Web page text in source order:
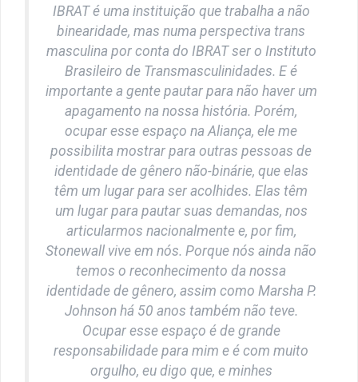
IBRAT é uma instituição que trabalha a não
binearidade, mas numa perspectiva trans
masculina por conta do IBRAT ser o Instituto
Brasileiro de Transmasculinidades. E é
importante a gente pautar para não haver um
apagamento na nossa história. Porém,
ocupar esse espaço na Aliança, ele me
possibilita mostrar para outras pessoas de
identidade de gênero não-binárie, que elas
têm um lugar para ser acolhides. Elas têm
um lugar para pautar suas demandas, nos
articularmos nacionalmente e, por fim,
Stonewall vive em nós. Porque nós ainda não
temos o reconhecimento da nossa
identidade de gênero, assim como Marsha P.
Johnson há 50 anos também não teve.
Ocupar esse espaço é de grande
responsabilidade para mim e é com muito
orgulho, eu digo que, e minhes